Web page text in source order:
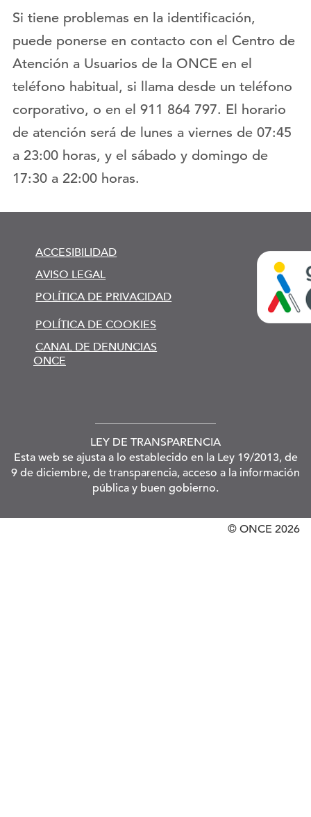
Si tiene problemas en la identificación,
puede ponerse en contacto con el Centro de
Atención a Usuarios de la ONCE en el
teléfono habitual, si llama desde un teléfono
corporativo, o en el 911 864 797. El horario
de atención será de lunes a viernes de 07:45
a 23:00 horas, y el sábado y domingo de
17:30 a 22:00 horas.
ACCESIBILIDAD
AVISO LEGAL
POLÍTICA DE PRIVACIDAD
POLÍTICA DE COOKIES
CANAL DE DENUNCIAS
ONCE
LEY DE TRANSPARENCIA
Esta web se ajusta a lo establecido en la Ley 19/2013, de
9 de diciembre, de transparencia, acceso a la información
pública y buen gobierno.
© ONCE 2026